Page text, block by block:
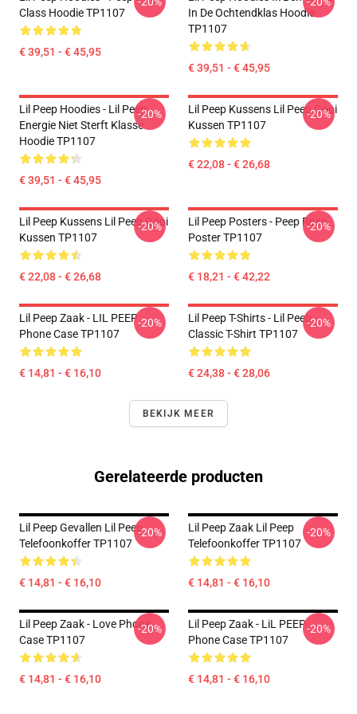
Class Hoodie TP1107
€ 39,51 - € 45,95
In De Ochtendklas Hoodie
TP1107
€ 39,51 - € 45,95
Lil Peep Hoodies - Lil Peep
Energie Niet Sterft Klasse
Hoodie TP1107
€ 39,51 - € 45,95
-20%
Lil Peep Kussens Lil Peep Gooi
Kussen TP1107
€ 22,08 - € 26,68
-20%
Lil Peep Kussens Lil Peep Gooi
Kussen TP1107
€ 22,08 - € 26,68
-20%
Lil Peep Posters - Peep Rose
Poster TP1107
€ 18,21 - € 42,22
-20%
Lil Peep Zaak - LIL PEEP
Phone Case TP1107
€ 14,81 - € 16,10
-20%
Lil Peep T-Shirts - Lil Peep
Classic T-Shirt TP1107
€ 24,38 - € 28,06
-20%
BEKIJK MEER
Gerelateerde producten
Lil Peep Gevallen Lil Peep
Telefoonkoffer TP1107
€ 14,81 - € 16,10
-20%
Lil Peep Zaak Lil Peep
Telefoonkoffer TP1107
€ 14,81 - € 16,10
-20%
Lil Peep Zaak - Love Phone
Case TP1107
€ 14,81 - € 16,10
-20%
Lil Peep Zaak - LiL PEEP
Phone Case TP1107
€ 14,81 - € 16,10
-20%